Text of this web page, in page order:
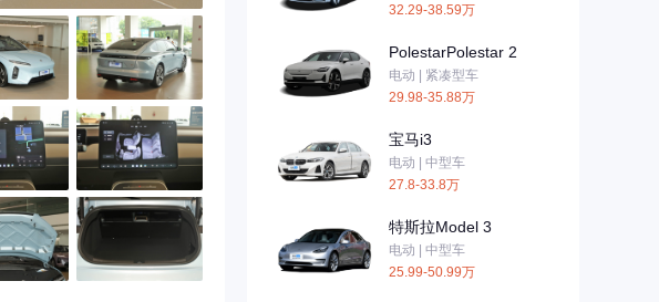
32.29-38.59万
PolestarPolestar 2
电动 | 紧凑型车
29.98-35.88万
宝马i3
电动 | 中型车
27.8-33.8万
特斯拉Model 3
电动 | 中型车
25.99-50.99万